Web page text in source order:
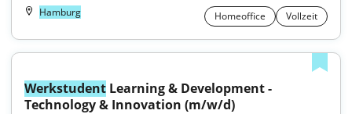
Hamburg Homeoffice Vollzeit
Werkstudent Learning & Development -
Technology & Innovation (m/w/d)